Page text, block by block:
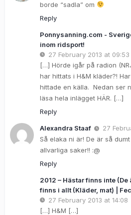
borde “sadla” om
Reply
Ponnysanning.com -
inom ridsport!
27 February 2013 at 09:53
[…] Hörde igår på radion
har hittats i H&M kläder?!
hittade en källa. Nedan ser
läsa hela inlägget HÄR. […]
Reply
Alexandra Staaf
27
Så elaka ni är! De är så
allvarliga saker!! :@
Reply
2012 – Hästar finns inte (De
finns i allt (Kläder, mat) |
27 February 2013 at 14:08
[…] H&M […]